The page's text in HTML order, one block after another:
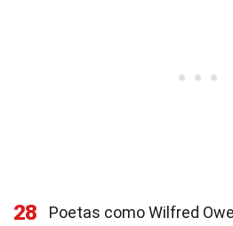
28
Poetas como Wilfred